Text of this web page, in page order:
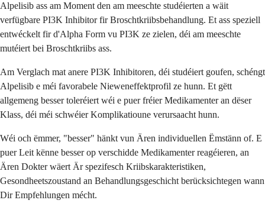
Alpelisib ass am Moment den am meeschte studéierten a wäit
verfügbare PI3K Inhibitor fir Broschtkriibsbehandlung. Et ass speziell
entwéckelt fir d'Alpha Form vu PI3K ze zielen, déi am meeschte
mutéiert bei Broschtkriibs ass.
Am Verglach mat anere PI3K Inhibitoren, déi studéiert goufen, schéngt
Alpelisib e méi favorabele Nieweneffektprofil ze hunn. Et gëtt
allgemeng besser toleréiert wéi e puer fréier Medikamenter an dëser
Klass, déi méi schwéier Komplikatioune verursaacht hunn.
Wéi och ëmmer, "besser" hänkt vun Ären individuellen Ëmstänn of. E
puer Leit kënne besser op verschidde Medikamenter reagéieren, an
Ären Dokter wäert Är spezifesch Kriibskarakteristiken,
Gesondheetszoustand an Behandlungsgeschicht berücksichtegen wann
Dir Empfehlungen mécht.